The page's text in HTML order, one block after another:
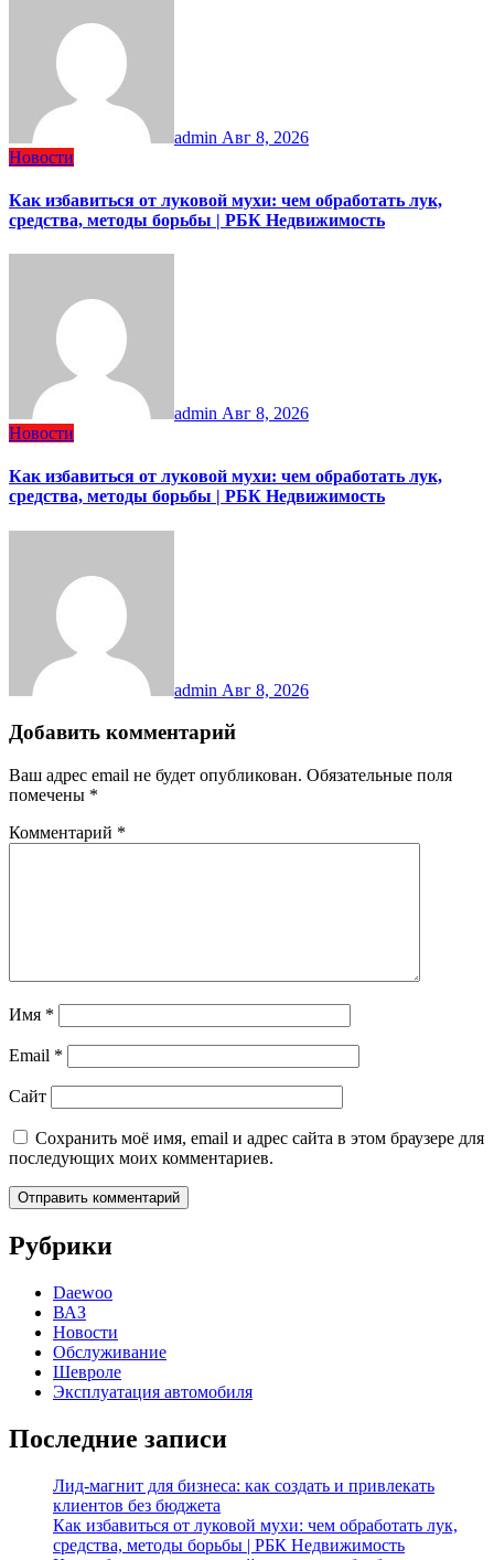
admin Авг 8, 2026
Новости
Как избавиться от луковой мухи: чем обработать лук,
средства, методы борьбы | РБК Недвижимость
admin Авг 8, 2026
Новости
Как избавиться от луковой мухи: чем обработать лук,
средства, методы борьбы | РБК Недвижимость
admin Авг 8, 2026
Добавить комментарий
Ваш адрес email не будет опубликован. Обязательные поля
помечены *
Комментарий *
Имя *
Email *
Сайт
Сохранить моё имя, email и адрес сайта в этом браузере для
последующих моих комментариев.
Рубрики
Daewoo
ВАЗ
Новости
Обслуживание
Шевроле
Эксплуатация автомобиля
Последние записи
Лид-магнит для бизнеса: как создать и привлекать
клиентов без бюджета
Как избавиться от луковой мухи: чем обработать лук,
средства, методы борьбы | РБК Недвижимость